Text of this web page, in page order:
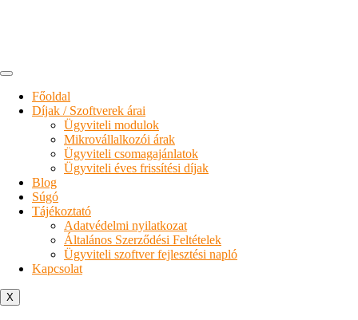
Főoldal
Díjak / Szoftverek árai
Ügyviteli modulok
Mikrovállalkozói árak
Ügyviteli csomagajánlatok
Ügyviteli éves frissítési díjak
Blog
Súgó
Tájékoztató
Adatvédelmi nyilatkozat
Általános Szerződési Feltételek
Ügyviteli szoftver fejlesztési napló
Kapcsolat
X